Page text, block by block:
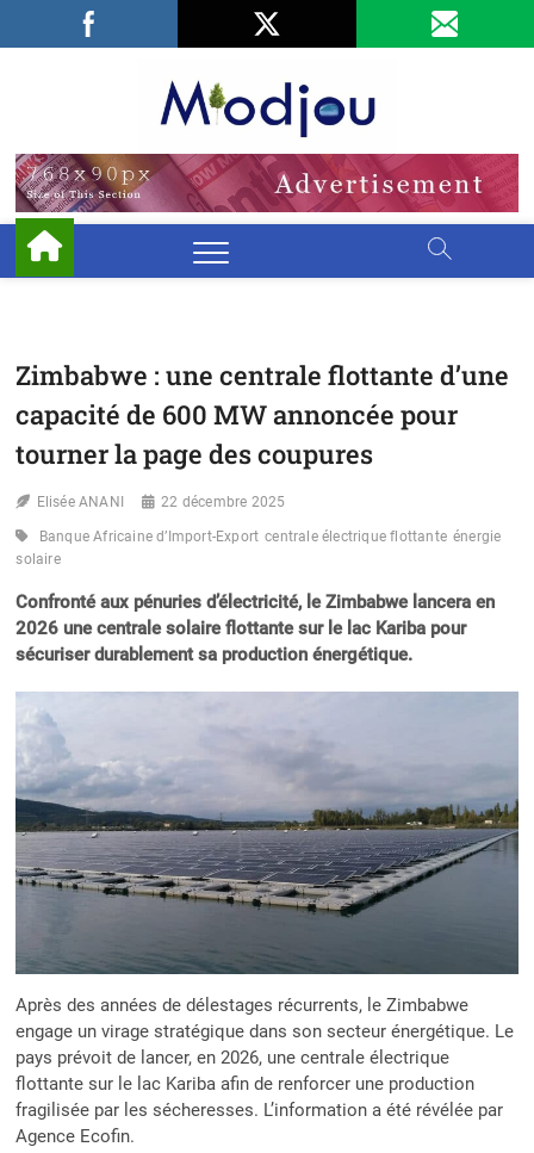
Facebook
LinkedIn
Zimbabwe : une centrale flottante d’une
capacité de 600 MW annoncée pour
tourner la page des coupures
Elisée ANANI 22 décembre 2025
Banque Africaine d’Import-Export centrale électrique flottante énergie
solaire
Confronté aux pénuries d’électricité, le Zimbabwe lancera en
2026 une centrale solaire flottante sur le lac Kariba pour
sécuriser durablement sa production énergétique.
Après des années de délestages récurrents, le Zimbabwe
engage un virage stratégique dans son secteur énergétique. Le
pays prévoit de lancer, en 2026, une centrale électrique
flottante sur le lac Kariba afin de renforcer une production
fragilisée par les sécheresses. L’information a été révélée par
Agence Ecofin.